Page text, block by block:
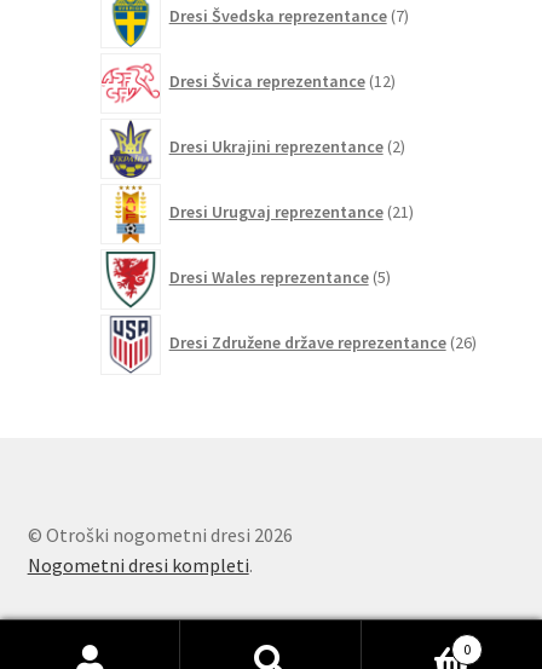
Dresi Švedska reprezentance 7izdelkov
Dresi Švica reprezentance 12izdelkov
Dresi Ukrajini reprezentance 2izdelka
Dresi Urugvaj reprezentance 21izdelkov
Dresi Wales reprezentance 5izdelkov
Dresi Združene države reprezentance 26izdelkov
© Otroški nogometni dresi 2026
Nogometni dresi kompleti.
0